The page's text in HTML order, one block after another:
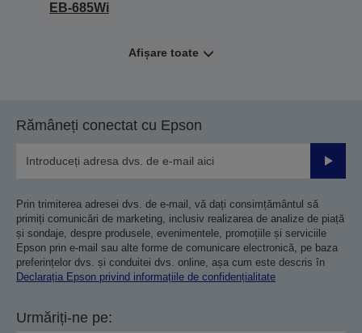
EB-685Wi
Afișare toate
Rămâneți conectat cu Epson
Prin trimiterea adresei dvs. de e-mail, vă dați consimțământul să
primiți comunicări de marketing, inclusiv realizarea de analize de piață
și sondaje, despre produsele, evenimentele, promoțiile și serviciile
Epson prin e-mail sau alte forme de comunicare electronică, pe baza
preferințelor dvs. și conduitei dvs. online, așa cum este descris în
Declarația Epson privind informațiile de confidențialitate
Urmăriți-ne pe: